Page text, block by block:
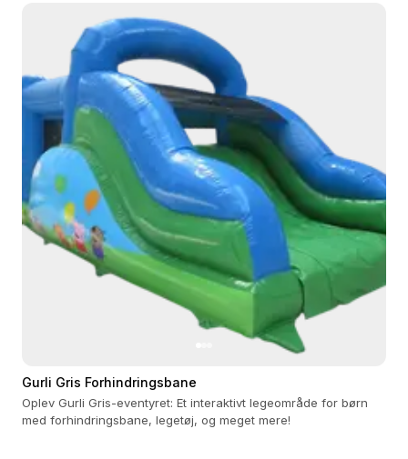
Gurli Gris Forhindringsbane
Oplev Gurli Gris-eventyret: Et interaktivt legeområde for børn
med forhindringsbane, legetøj, og meget mere!